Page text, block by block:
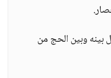
وبين الحج من